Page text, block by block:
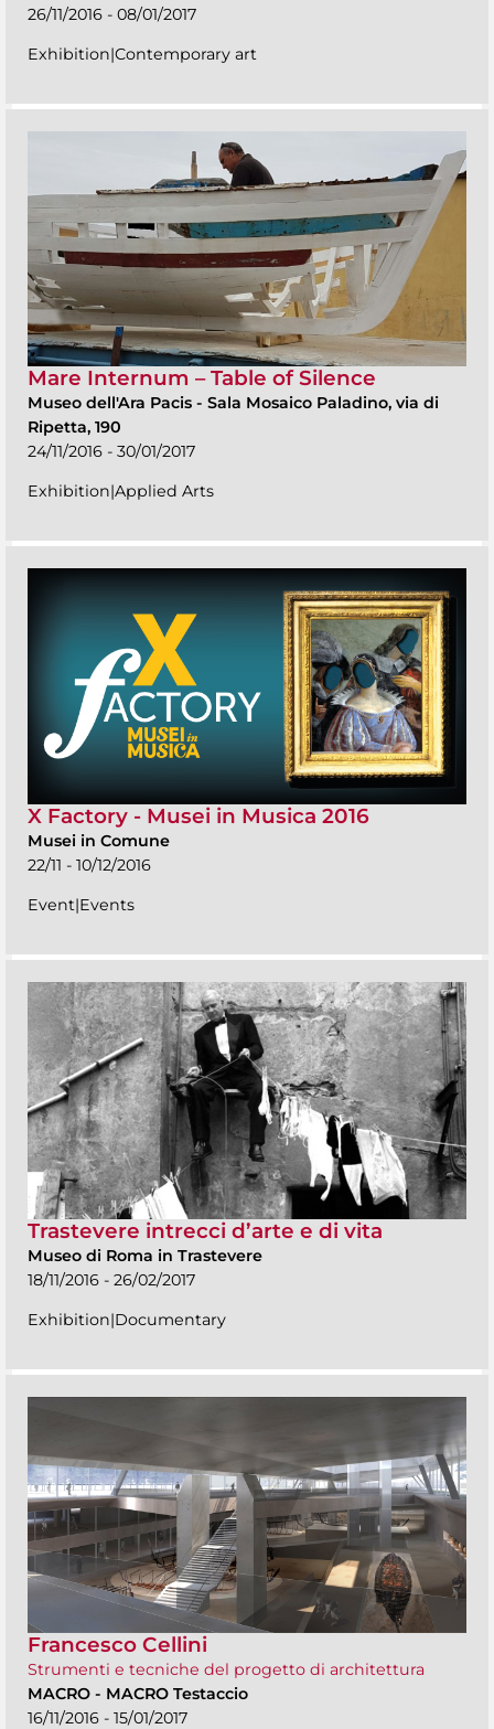
26/11/2016 - 08/01/2017
Exhibition|Contemporary art
Mare Internum – Table of Silence
Museo dell'Ara Pacis - Sala Mosaico Paladino, via di
Ripetta, 190
24/11/2016 - 30/01/2017
Exhibition|Applied Arts
X Factory - Musei in Musica 2016
Musei in Comune
22/11 - 10/12/2016
Event|Events
Trastevere intrecci d’arte e di vita
Museo di Roma in Trastevere
18/11/2016 - 26/02/2017
Exhibition|Documentary
Francesco Cellini
Strumenti e tecniche del progetto di architettura
MACRO - MACRO Testaccio
16/11/2016 - 15/01/2017